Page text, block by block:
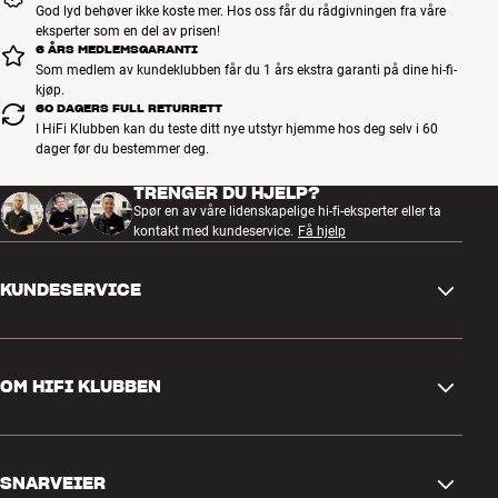
sett er en god investering, og til normal bruk anbefaler vi denne
løsningen både av design- og lydmessige grunner.
OBS: Hi-Fi Klubben kan levere hele sortimentet fra AudioQuest.
Kontakt din nærmeste butikk hvis du er interessert i et spesielt
produkt som ikke er vist på våre nettsider. Vi kan skaffe det for deg.
Mer fra AudioQuest
God lyd behøver ikke koste mer. Hos oss får du rådgivningen fra våre
eksperter som en del av prisen!
6 ÅRS MEDLEMSGARANTI
Som medlem av kundeklubben får du 1 års ekstra garanti på dine hi-fi-
kjøp.
60 DAGERS FULL RETURRETT
I HiFi Klubben kan du teste ditt nye utstyr hjemme hos deg selv i 60
dager før du bestemmer deg.
TRENGER DU HJELP?
Spør en av våre lidenskapelige hi-fi-eksperter eller ta
kontakt med kundeservice. Få hjelp
KUNDESERVICE
Retur og reklamasjon
Angre på bestilling
OM HIFI KLUBBEN
SNARVEIER